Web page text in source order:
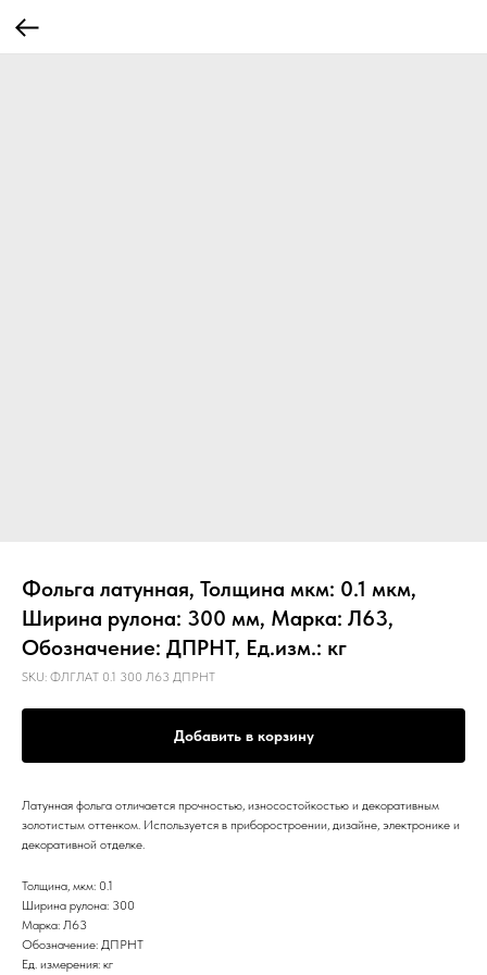
Фольга латунная, Толщина мкм: 0.1 мкм,
Ширина рулона: 300 мм, Марка: Л63,
Обозначение: ДПРНТ, Ед.изм.: кг
SKU: ФЛГЛАТ 0.1 300 Л63 ДПРНТ
Добавить в корзину
Латунная фольга отличается прочностью, износостойкостью и декоративным
золотистым оттенком. Используется в приборостроении, дизайне, электронике и
декоративной отделке.
Толщина, мкм: 0.1
Ширина рулона: 300
Марка: Л63
Обозначение: ДПРНТ
Ед. измерения: кг